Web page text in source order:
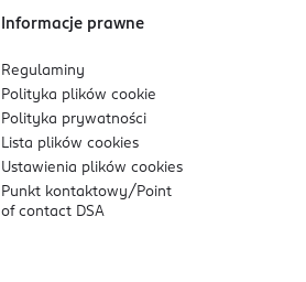
Informacje prawne
Regulaminy
Polityka plikówcookie
Polityka prywatności
Lista plikówcookies
Ustawienia plikówcookies
Punkt kontaktowy/ Point
of contact DSA